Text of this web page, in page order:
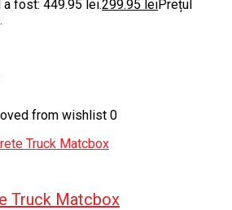
a fost: 449.95 lei.299.95 leiPrețul
from wishlist 0
Truck Matcbox